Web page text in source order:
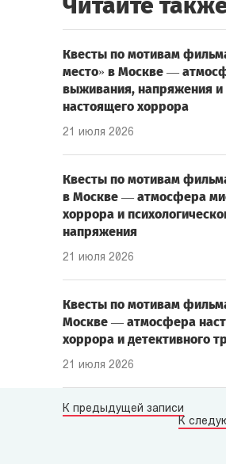
Квесты по мотивам
место» в Москве —
выживания, напряжения и
настоящего хоррора
21 июля 2026
Квесты по мотивам
в Москве — атмосфера
хоррора и
напряжения
21 июля 2026
Квесты по мотивам
Москве — атмосфера
хоррора и детективного
21 июля 2026
К предыдущей записи
К